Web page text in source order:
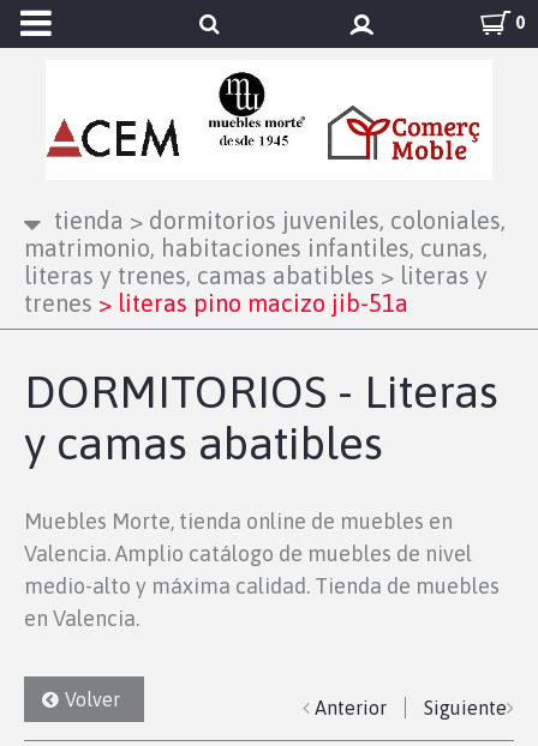
0
tienda > dormitorios juveniles, coloniales,
matrimonio, habitaciones infantiles, cunas,
literas y trenes, camas abatibles > literas y
trenes > literas pino macizo jib-51a
DORMITORIOS - Literas
y camas abatibles
Muebles Morte, tienda online de muebles en
Valencia. Amplio catálogo de muebles de nivel
medio-alto y máxima calidad. Tienda de muebles
en Valencia.
Volver Anterior Siguiente